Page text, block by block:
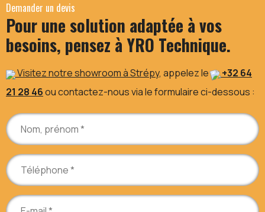
Demander un devis
Pour une solution adaptée à vos
besoins, pensez à YRO Technique.
Visitez notre showroom à Strépy, appelez le
+32 64
21 28 46ou contactez-nous via le formulaire ci-dessous :